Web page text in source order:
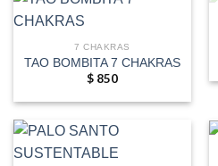
7 CHAKRAS
TAO BOMBITA 7 CHAKRAS
$ 850